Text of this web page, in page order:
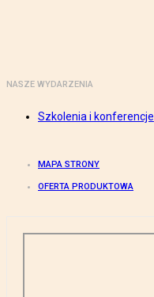
NASZE WYDARZENIA
Szkolenia i konferencje
MAPA STRONY
OFERTA PRODUKTOWA